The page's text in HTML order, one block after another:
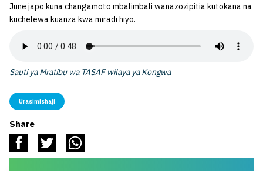
June japo kuna changamoto mbalimbali wanazozipitia kutokana na
kuchelewa kuanza kwa miradi hiyo.
Sauti ya Mratibu wa TASAF wilaya ya Kongwa
Urasimishaji
Share